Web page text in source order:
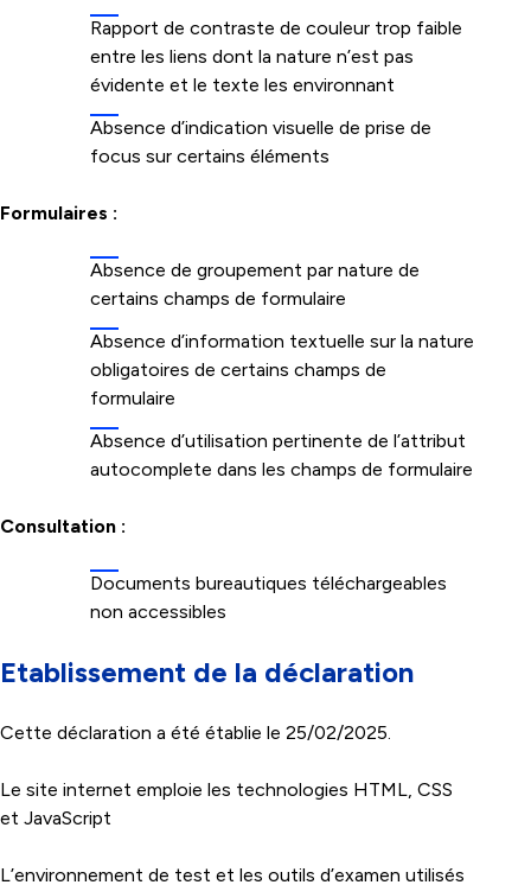
Rapport de contraste de couleur trop faible
entre les liens dont la nature n’est pas
évidente et le texte les environnant
Absence d’indication visuelle de prise de
focus sur certains éléments
Formulaires :
Absence de groupement par nature de
certains champs de formulaire
Absence d’information textuelle sur la nature
obligatoires de certains champs de
formulaire
Absence d’utilisation pertinente de l’attribut
autocomplete dans les champs de formulaire
Consultation :
Documents bureautiques téléchargeables
non accessibles
Etablissement de la déclaration
Cette déclaration a été établie le 25/02/2025.
Le site internet emploie les technologies HTML, CSS
et JavaScript
L’environnement de test et les outils d’examen utilisés